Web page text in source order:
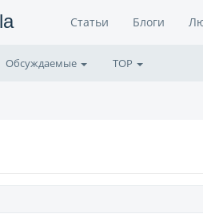
Статьи Блоги
Обсуждаемые TOP